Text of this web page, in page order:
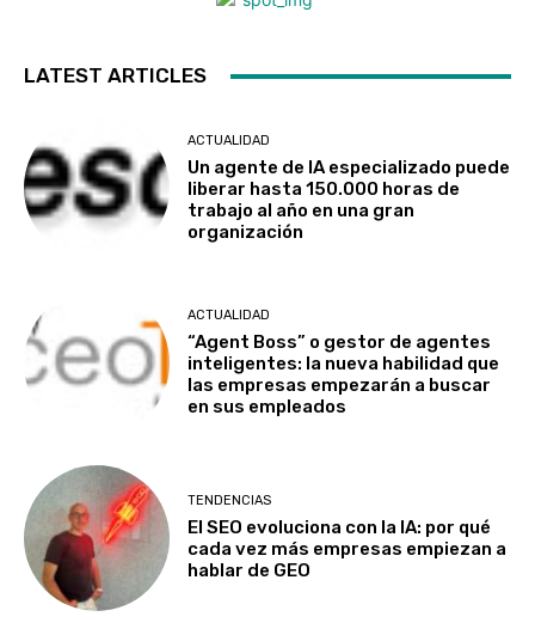
LATEST ARTICLES
ACTUALIDAD
Un agente de IA especializado puede
liberar hasta 150.000 horas de
trabajo al año en una gran
organización
ACTUALIDAD
“Agent Boss” o gestor de agentes
inteligentes: la nueva habilidad que
las empresas empezarán a buscar
en sus empleados
TENDENCIAS
El SEO evoluciona con la IA: por qué
cada vez más empresas empiezan a
hablar de GEO